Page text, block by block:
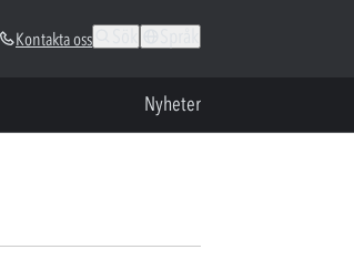
Kontakta oss
Nyheter